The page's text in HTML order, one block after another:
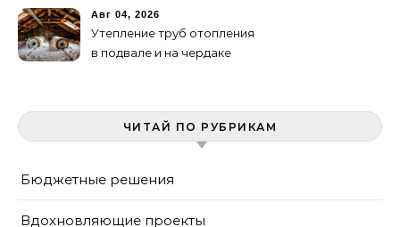
Авг 04, 2026
Утепление труб отопления
в подвале и на чердаке
ЧИТАЙ ПО РУБРИКАМ
Бюджетные решения
Вдохновляющие проекты